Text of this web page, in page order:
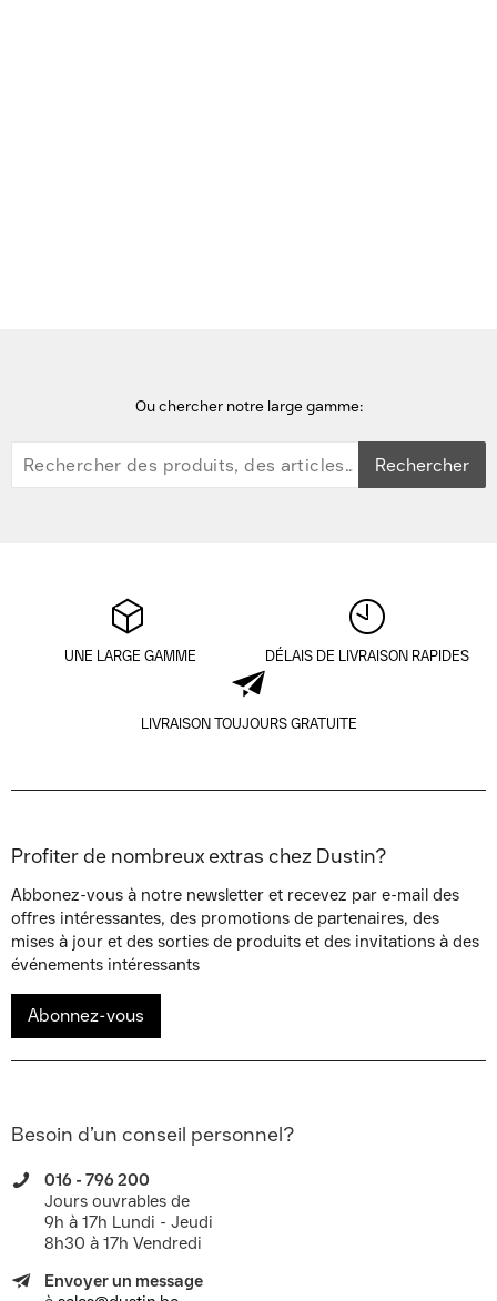
Ou chercher notre large gamme:
Rechercher
UNE LARGE GAMME DÉLAIS DE LIVRAISON RAPIDES
LIVRAISON TOUJOURS GRATUITE
Profiter de nombreux extras chez Dustin?
Abbonez-vous à notre newsletter et recevez par e-mail des
offres intéressantes, des promotions de partenaires, des
mises à jour et des sorties de produits et des invitations à des
événements intéressants
Abonnez-vous
Besoin d’un conseil personnel?
016 - 796 200
Jours ouvrables de
9h à 17h Lundi - Jeudi
8h30 à 17h Vendredi
Envoyer un message